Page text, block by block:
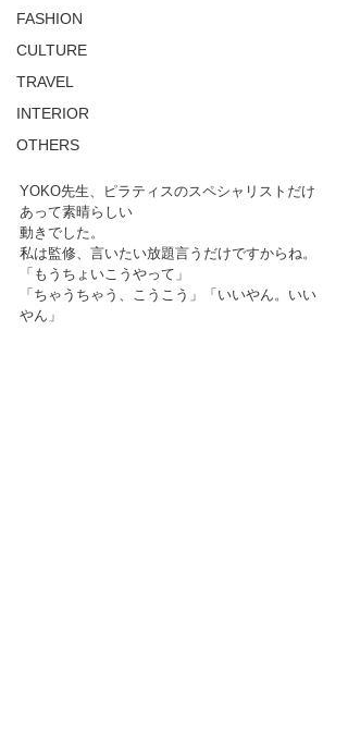
FASHION
CULTURE
TRAVEL
INTERIOR
OTHERS
YOKO先生、ピラティスのスペシャリストだけ
あって素晴らしい
動きでした。
私は監修、言いたい放題言うだけですからね。
「もうちょいこうやって」
「ちゃうちゃう、こうこう」「いいやん。いい
やん」